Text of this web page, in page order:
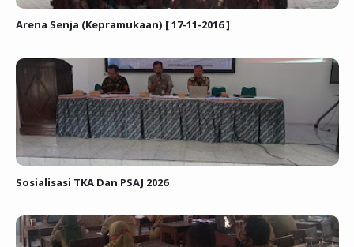
Arena Senja (Kepramukaan) [ 17-11-2016 ]
Sosialisasi TKA Dan PSAJ 2026